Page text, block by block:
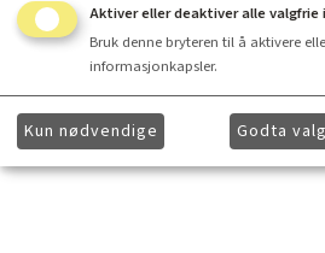
Aktiver eller deaktiver alle valgfrie
Bruk denne bryteren til å aktivere
informasjonkapsler.
Kun nødvendige Godta